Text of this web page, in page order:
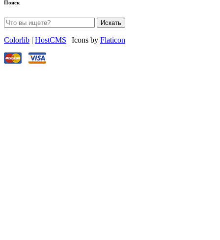
Поиск
Искать
Colorlib | HostCMS | Icons by Flaticon